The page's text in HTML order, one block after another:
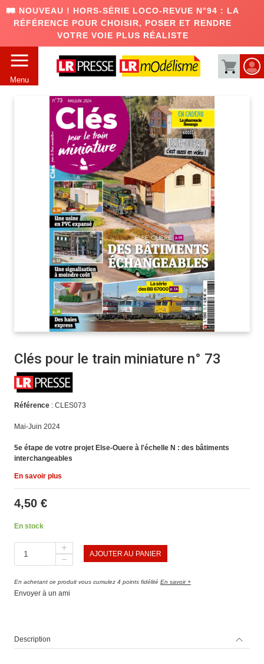
🛤️ NOUVEAU ! HORS-SÉRIE LOCO-REVUE N°94 : LA
RÉFÉRENCE POUR CHOISIR, POSER ET RENDRE
VOTRE VOIE PLUS RÉALISTE
Menu
Clés pour le train miniature n° 73
Référence: CLES073
Mai-Juin 2024
5e étape de votre projet Else-Ouere à l'échelle N : des bâtiments
interchangeables
En savoir plus
4,50 €
En stock
AJOUTER AU PANIER
En achetant ce produit vous cumulez 4 points fidélité En savoir +
Envoyer à un ami
Description